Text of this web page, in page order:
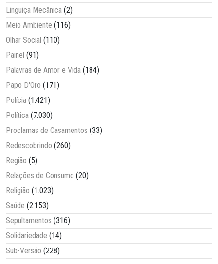
Linguiça Mecânica (2)
Meio Ambiente (116)
Olhar Social (110)
Painel (91)
Palavras de Amor e Vida (184)
Papo D'Oro (171)
Polícia (1.421)
Política (7.030)
Proclamas de Casamentos (33)
Redescobrindo (260)
Região (5)
Relações de Consumo (20)
Religião (1.023)
Saúde (2.153)
Sepultamentos (316)
Solidariedade (14)
Sub-Versão (228)